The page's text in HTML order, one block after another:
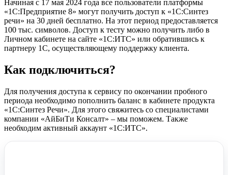
Начиная с 17 мая 2024 года все пользователи платформы
«1С:Предприятие 8» могут получить доступ к «1С:Синтез
речи» на 30 дней бесплатно. На этот период предоставляется
100 тыс. символов. Доступ к тесту можно получить либо в
Личном кабинете на сайте «1С:ИТС» или обратившись к
партнеру 1С, осуществляющему поддержку клиента.
Как подключиться?
Для получения доступа к сервису по окончании пробного
периода необходимо пополнить баланс в кабинете продукта
«1С:Синтез Речи». Для этого свяжитесь со специалистами
компании «АйБиТи Консалт» – мы поможем. Также
необходим активный аккаунт «1С:ИТС».